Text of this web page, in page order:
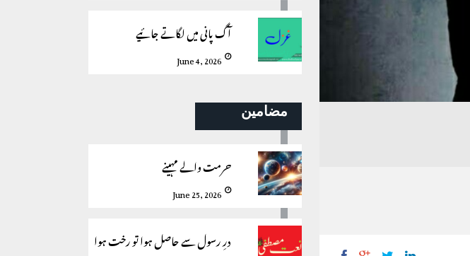
آگ پانی میں لگاتے جائیے
June 4, 2026
مضامین
حرمت والے مہینے
June 25, 2026
درِ رسول سے حاصل ہوا تو رخت ہوا